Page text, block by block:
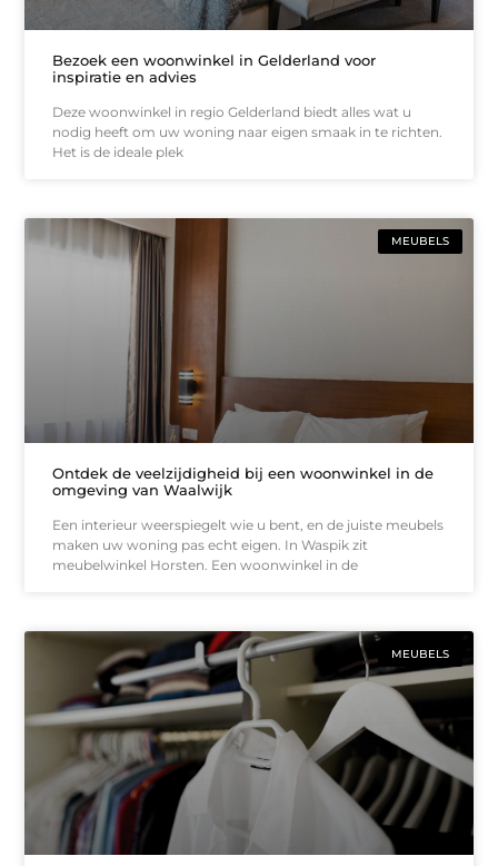
Bezoek een woonwinkel in Gelderland voor
inspiratie en advies
Deze woonwinkel in regio Gelderland biedt alles wat u
nodig heeft om uw woning naar eigen smaak in te richten.
Het is de ideale plek
MEUBELS
Ontdek de veelzijdigheid bij een woonwinkel in de
omgeving van Waalwijk
Een interieur weerspiegelt wie u bent, en de juiste meubels
maken uw woning pas echt eigen. In Waspik zit
meubelwinkel Horsten. Een woonwinkel in de
MEUBELS